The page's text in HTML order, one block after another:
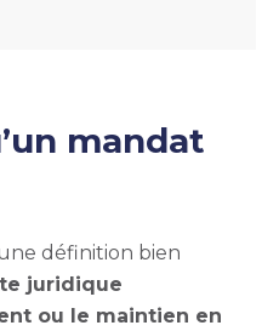
mandat
définition bien
juridique
ou le maintien en